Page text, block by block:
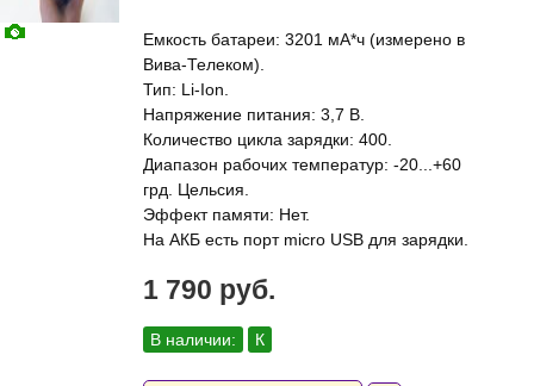
Емкость батареи: 3201 мА*ч (измерено в
Вива-Телеком).
Тип: Li-Ion.
Напряжение питания: 3,7 В.
Количество цикла зарядки: 400.
Диапазон рабочих температур: -20...+60
грд. Цельсия.
Эффект памяти: Нет.
На АКБ есть порт micro USB для зарядки.
1 790 руб.
В наличии: К